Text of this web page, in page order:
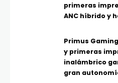
primeras
ANC híbrido y
Primus
y primeras
inalámbrico
gran